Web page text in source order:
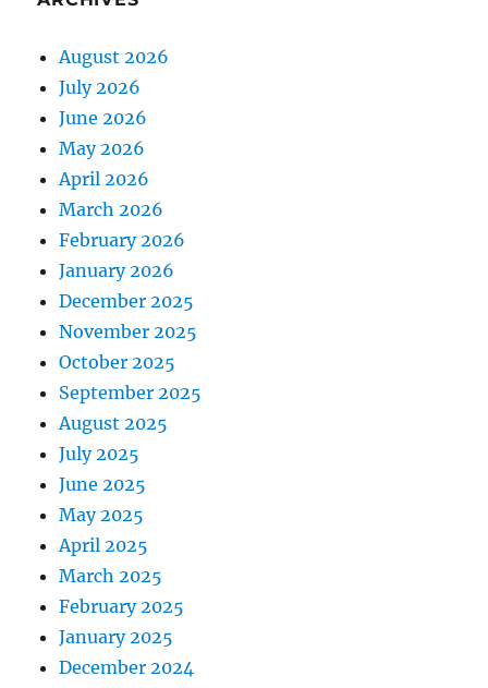
August 2026
July 2026
June 2026
May 2026
April 2026
March 2026
February 2026
January 2026
December 2025
November 2025
October 2025
September 2025
August 2025
July 2025
June 2025
May 2025
April 2025
March 2025
February 2025
January 2025
December 2024